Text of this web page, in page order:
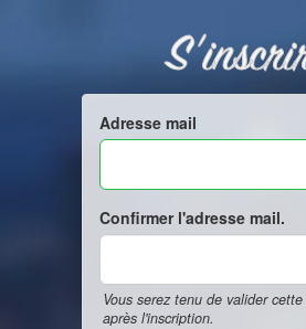
Adresse mail
Confirmer l'adresse mail.
Vous serez tenu de valider
après l'inscription.